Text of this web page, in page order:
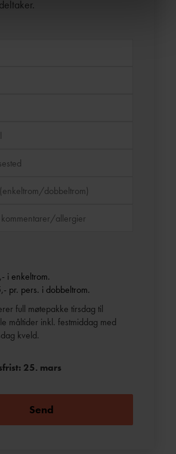
i enkeltrom.
pr. pers. i dobbeltrom.
full møtepakke tirsdag til
måltider inkl. festmiddag med
kveld.
25. mars